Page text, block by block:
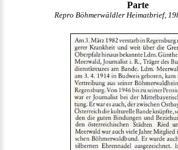
Parte
Repro Böhmerwäldler Heimatbrief,